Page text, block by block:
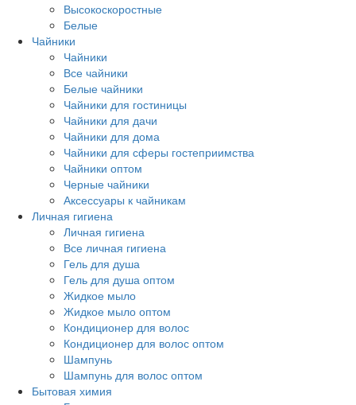
Высокоскоростные
Белые
Чайники
Чайники
Все чайники
Белые чайники
Чайники для гостиницы
Чайники для дачи
Чайники для дома
Чайники для сферы гостеприимства
Чайники оптом
Черные чайники
Аксессуары к чайникам
Личная гигиена
Личная гигиена
Все личная гигиена
Гель для душа
Гель для душа оптом
Жидкое мыло
Жидкое мыло оптом
Кондиционер для волос
Кондиционер для волос оптом
Шампунь
Шампунь для волос оптом
Бытовая химия